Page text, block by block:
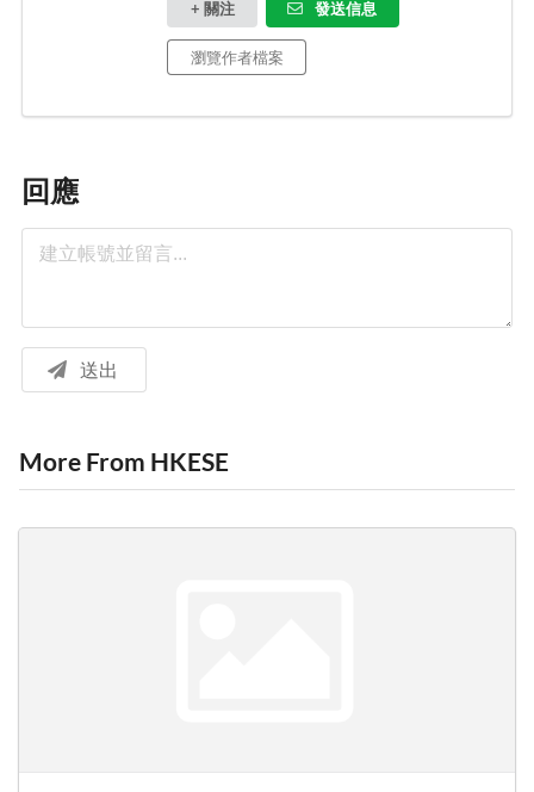
+ 關注 發送信息
瀏覽作者檔案
回應
送出
More From HKESE